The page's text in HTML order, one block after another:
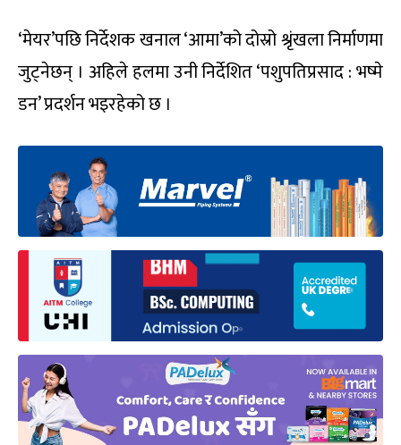
‘मेयर’पछि निर्देशक खनाल ‘आमा’को दोस्रो श्रृंखला निर्माणमा
जुट्नेछन् । अहिले हलमा उनी निर्देशित ‘पशुपतिप्रसाद : भष्मे
डन’ प्रदर्शन भइरहेको छ ।